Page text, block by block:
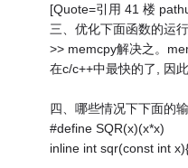
[Quote=引用 41 楼
三、优化下面函数的运行
>> memcpy解决之。
在c/c++中最快的了, 因
四、哪些情况下下面的
#define SQR(x)(x*x)
inline int sqr(const int